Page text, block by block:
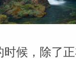
候，除了